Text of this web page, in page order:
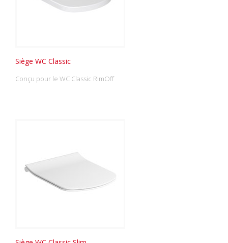
Siège WC Classic
Conçu pour le WC Classic RimOff